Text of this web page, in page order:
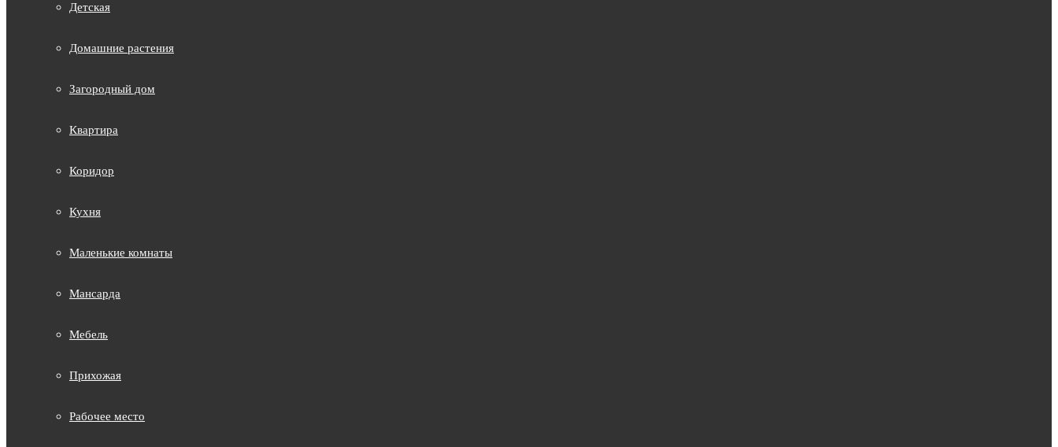
Детская
Домашние растения
Загородный дом
Квартира
Коридор
Кухня
Маленькие комнаты
Мансарда
Мебель
Прихожая
Рабочее место